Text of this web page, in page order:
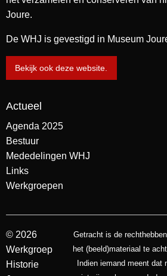
Joure.
De WHJ is gevestigd in Museum
Bekijk ook deze website.
Actueel
Agenda 2025
Bestuur
Mededelingen WHJ
Links
Werkgroepen
© 2026
Werkgroep
Historie
Getracht is de
het (beeld)materiaal te
Indien iemand meent dat